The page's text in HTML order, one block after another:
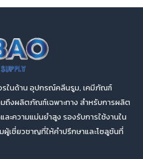
รในด้าน อุปกรณ์คลีนรูม, เคมีภัณฑ์
ถึงผลิตภัณฑ์เฉพาะทาง สำหรับการผลิต
ะความแม่นยำสูง รองรับการใช้งานใน
เชี่ยวชาญที่ให้คำปรึกษาและโซลูชันที่